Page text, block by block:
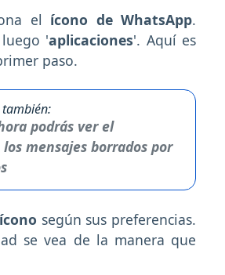
el ícono de WhatsApp.
'aplicaciones'. Aquí es
paso.
también:
podrás ver el
mensajes borrados por
según sus preferencias.
se vea de la manera que